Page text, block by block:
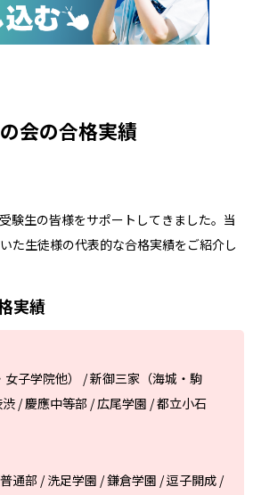
会の合格実績
験生の皆様をサポートしてきました。当
た生徒様の代表的な合格実績をご紹介し
実績
子学院他） / 新御三家（海城・駒
/ 慶應中等部 / 広尾学園 / 都立小石
通部 / 洗足学園 / 鎌倉学園 / 逗子開成 /